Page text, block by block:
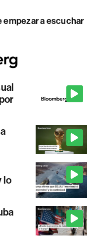
empezar a escuchar
lo